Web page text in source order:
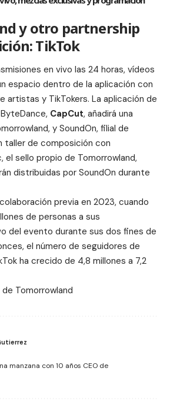
y otro partnership
TikTok
en vivo las 24 horas, vídeos
espacio dentro de la aplicación con
artistas y TikTokers. La aplicación de
CapCut, añadirá una
y SoundOn, filial de
taller de composición con
el sello propio de Tomorrowland,
distribuidas por SoundOn durante
previa en 2023, cuando
de personas a sus
del evento durante sus dos fines de
el número de seguidores de
ha crecido de 4,8 millones a 7,2
de Tomorrowland
manzana con 10 años CEO de